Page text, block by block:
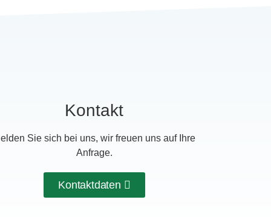
Kontakt
Sie sich bei uns, wir freuen uns auf Ihre
Anfrage.
Kontaktdaten